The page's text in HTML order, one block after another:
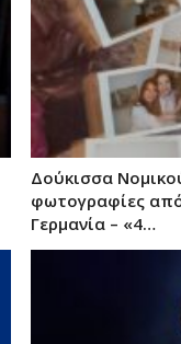
Δούκισσα
φωτογραφίες
Γερμανία – «4…